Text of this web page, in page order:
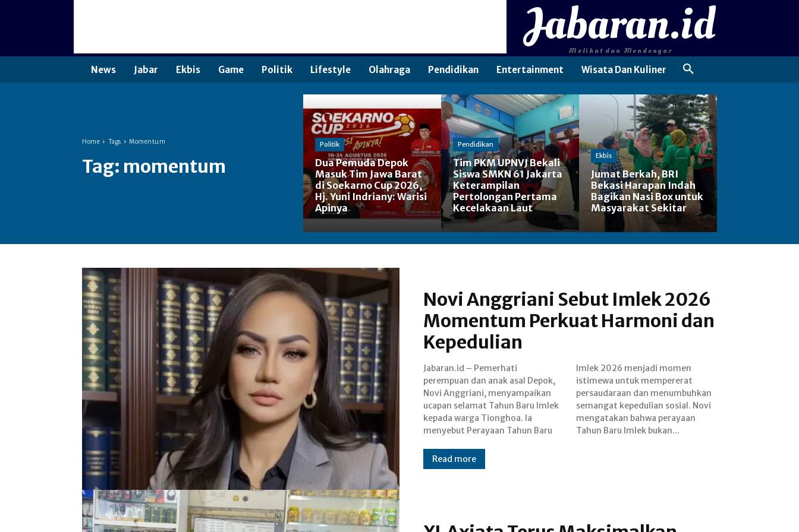
Jabaran.id
Melihat dan Mendengar
News Jabar Ekbis Game Politik Lifestyle Olahraga Pendidikan Entertainment Wisata Dan Kuliner
Home Tags Momentum
Tag: momentum
Politik
Dua Pemuda Depok
Masuk Tim Jawa Barat
di Soekarno Cup 2026,
Hj. Yuni Indriany: Warisi
Apinya
Pendidikan
Tim PKM UPNVJ Bekali
Siswa SMKN 61 Jakarta
Keterampilan
Pertolongan Pertama
Kecelakaan Laut
Ekbis
Jumat Berkah, BRI
Bekasi Harapan Indah
Bagikan Nasi Box untuk
Masyarakat Sekitar
Novi Anggriani Sebut Imlek 2026
Momentum Perkuat Harmoni dan
Kepedulian
Jabaran.id – Pemerhati
perempuan dan anak asal Depok,
Novi Anggriani, menyampaikan
ucapan selamat Tahun Baru Imlek
kepada warga Tionghoa. Ia
menyebut Perayaan Tahun Baru
Imlek 2026 menjadi momen
istimewa untuk mempererat
persaudaraan dan menumbuhkan
semangat kepedulian sosial. Novi
mengatakan bahwa perayaan
Tahun Baru Imlek bukan...
Read more